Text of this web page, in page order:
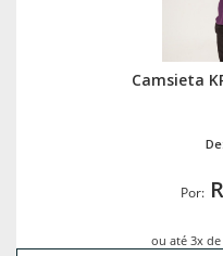
Camsieta
De:
Por:
ou até 3x de